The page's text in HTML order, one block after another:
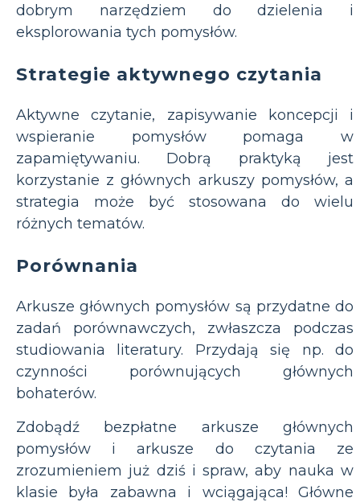
dobrym narzędziem do dzielenia i
eksplorowania tych pomysłów.
Strategie aktywnego czytania
Aktywne czytanie, zapisywanie koncepcji i
wspieranie pomysłów pomaga w
zapamiętywaniu. Dobrą praktyką jest
korzystanie z głównych arkuszy pomysłów, a
strategia może być stosowana do wielu
różnych tematów.
Porównania
Arkusze głównych pomysłów są przydatne do
zadań porównawczych, zwłaszcza podczas
studiowania literatury. Przydają się np. do
czynności porównujących głównych
bohaterów.
Zdobądź bezpłatne arkusze głównych
pomysłów i arkusze do czytania ze
zrozumieniem już dziś i spraw, aby nauka w
klasie była zabawna i wciągająca! Główne